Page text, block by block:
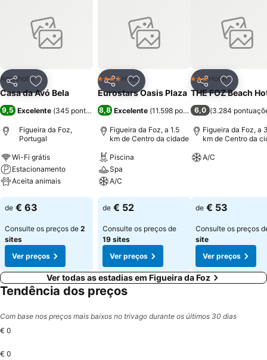
PartilharAdicionar aos favoritos
Aparthotel
Casa da Avó Bela
9,5 Excelente (345 pontuações)
Figueira da Foz,
Portugal
Wi-Fi grátis
Estacionamento
Aceita animais
Ver preços
de € 63
Consulte os preços de 2
sites
Ver preços
PartilharAdicionar aos favoritos
4 EstrelasHotel
Eurostars Oasis Plaza
8,8 Excelente (11.598 pontuações)
Figueira da Foz, a 1.5
km de Centro da cidade
Piscina
Spa
A/C
Ver preços
de € 52
Consulte os preços de
19 sites
Ver preços
Partilhar
3 Estrelas
Hotel
THE FOZ Beach
6,0 (3.284
Figueira da Foz, a
km de Centro da
A/C
de € 53
Consulte os preços
site
Ver preços
Ver todas as estadias em Figueira da Foz
Tendência dos preços
Com base nos preços mais baixos no trivago durante os últimos 30 dias
€ 0
€ 0